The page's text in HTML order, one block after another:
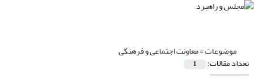
موضوعات =معاونت اجتماعی و فرهنگی
تعداد مقالات: 1